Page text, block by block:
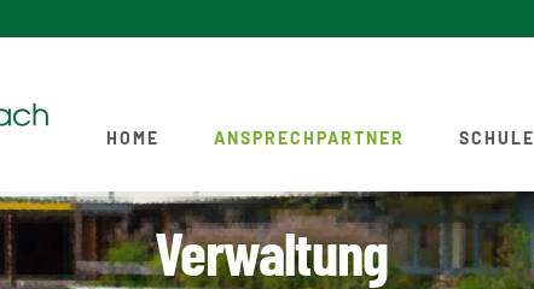
HOME ANSPRECHPARTNER SCHULE
Verwaltung